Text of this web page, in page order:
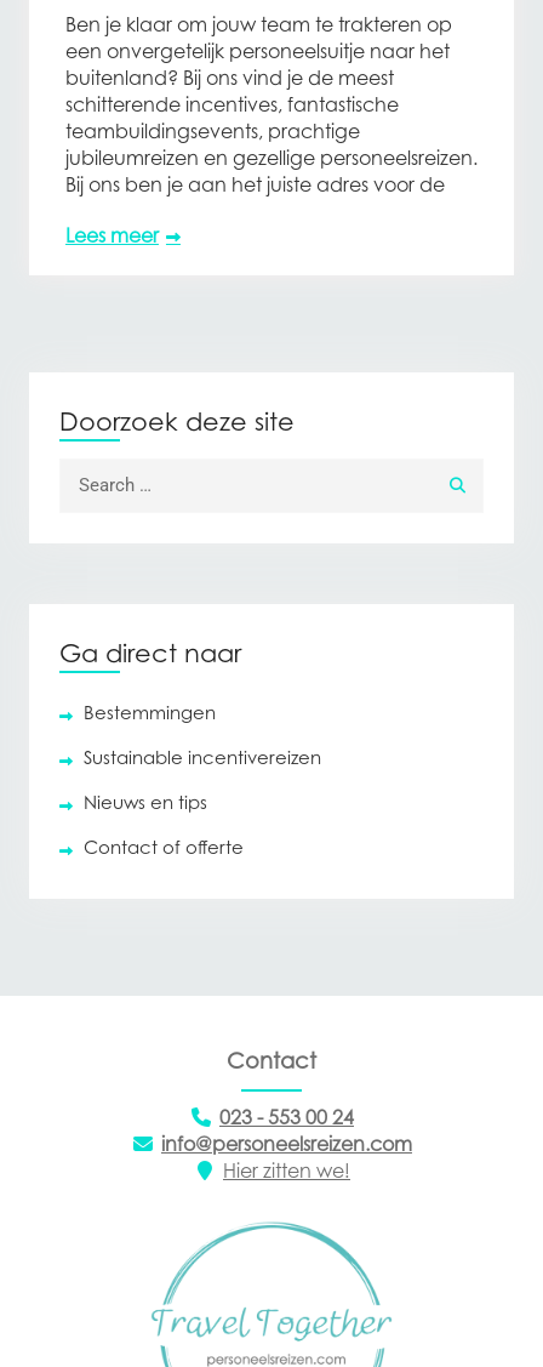
Ben je klaar om jouw team te trakteren op
een onvergetelijk personeelsuitje naar het
buitenland? Bij ons vind je de meest
schitterende incentives, fantastische
teambuildingsevents, prachtige
jubileumreizen en gezellige personeelsreizen.
Bij ons ben je aan het juiste adres voor de
Lees meer
Doorzoek deze site
Ga direct naar
Bestemmingen
Sustainable incentivereizen
Nieuws en tips
Contact of offerte
Contact
023 - 553 00 24
info@personeelsreizen.com
Hier zitten we!